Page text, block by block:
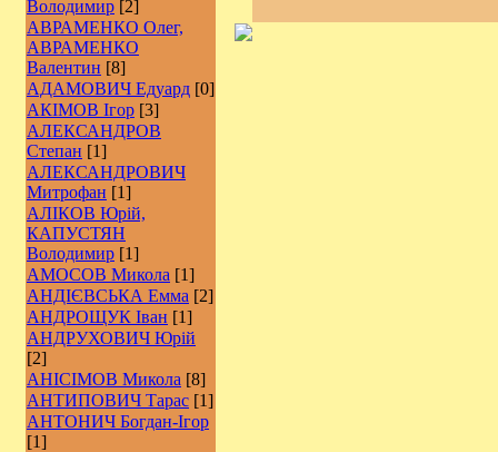
Володимир [2]
АВРАМЕНКО Олег,
АВРАМЕНКО
Валентин [8]
АДАМОВИЧ Едуард [0]
АКІМОВ Ігор [3]
АЛЕКСАНДРОВ
Степан [1]
АЛЕКСАНДРОВИЧ
Митрофан [1]
АЛІКОВ Юрій,
КАПУСТЯН
Володимир [1]
АМОСОВ Микола [1]
АНДІЄВСЬКА Емма [2]
АНДРОЩУК Іван [1]
АНДРУХОВИЧ Юрій
[2]
АНІСІМОВ Микола [8]
АНТИПОВИЧ Тарас [1]
АНТОНИЧ Богдан-Ігор
[1]